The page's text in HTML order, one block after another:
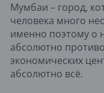
Мумбаи – город,
человека много
именно поэтому о
абсолютно
экономических
абсолютно всё.